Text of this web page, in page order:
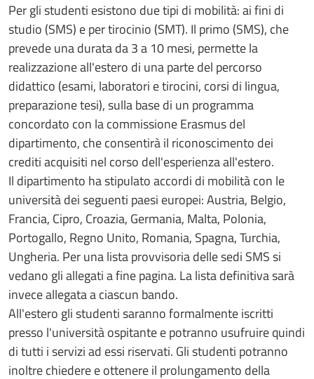
Per gli studenti esistono due tipi di mobilità: ai fini di
studio (SMS) e per tirocinio (SMT). Il primo (SMS), che
prevede una durata da 3 a 10 mesi, permette la
realizzazione all'estero di una parte del percorso
didattico (esami, laboratori e tirocini, corsi di lingua,
preparazione tesi), sulla base di un programma
concordato con la commissione Erasmus del
dipartimento, che consentirà il riconoscimento dei
crediti acquisiti nel corso dell'esperienza all'estero.
Il dipartimento ha stipulato accordi di mobilità con le
università dei seguenti paesi europei: Austria, Belgio,
Francia, Cipro, Croazia, Germania, Malta, Polonia,
Portogallo, Regno Unito, Romania, Spagna, Turchia,
Ungheria. Per una lista provvisoria delle sedi SMS si
vedano gli allegati a fine pagina. La lista definitiva sarà
invece allegata a ciascun bando.
All'estero gli studenti saranno formalmente iscritti
presso l'università ospitante e potranno usufruire quindi
di tutti i servizi ad essi riservati. Gli studenti potranno
inoltre chiedere e ottenere il prolungamento della